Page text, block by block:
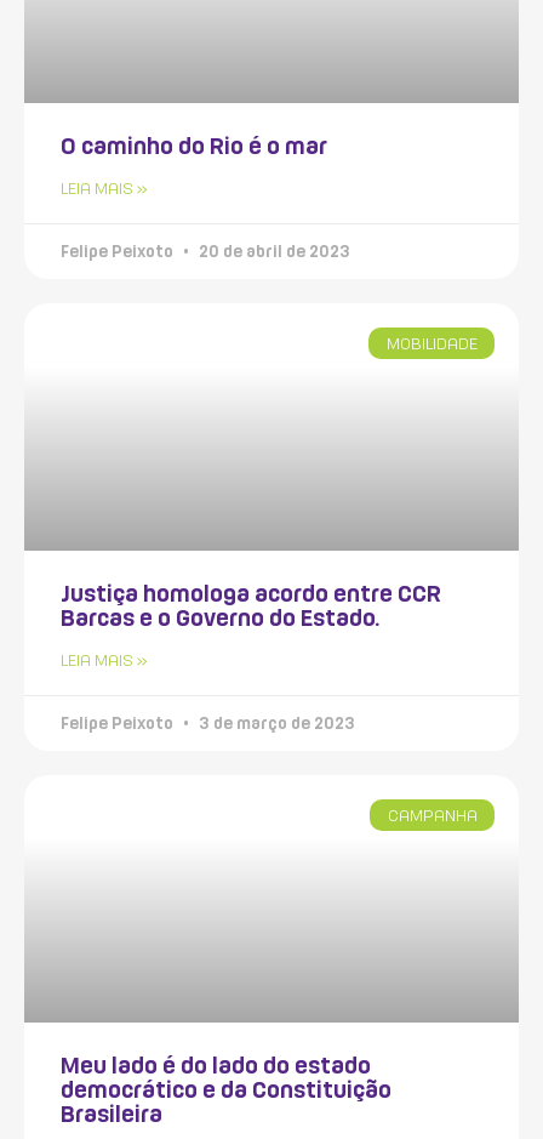
O caminho do Rio é o mar
LEIA MAIS »
Felipe Peixoto 20 de abril de 2023
MOBILIDADE
Justiça homologa acordo entre CCR
Barcas e o Governo do Estado.
LEIA MAIS »
Felipe Peixoto 3 de março de 2023
CAMPANHA
Meu lado é do lado do estado
democrático e da Constituição
Brasileira